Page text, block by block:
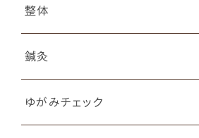
整体
鍼灸
ゆがみチェック